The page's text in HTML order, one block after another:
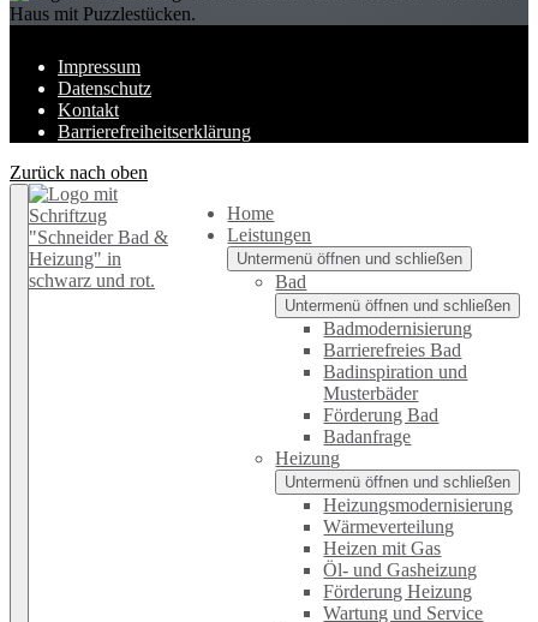
Impressum
Datenschutz
Kontakt
Barrierefreiheitserklärung
Zurück nach oben
Home
Leistungen
Untermenü öffnen und schließen
Bad
Untermenü öffnen und schließen
Badmodernisierung
Barrierefreies Bad
Badinspiration und
Musterbäder
Förderung Bad
Badanfrage
Heizung
Untermenü öffnen und schließen
Heizungsmodernisierung
Wärmeverteilung
Heizen mit Gas
Öl- und Gasheizung
Förderung Heizung
Wartung und Service